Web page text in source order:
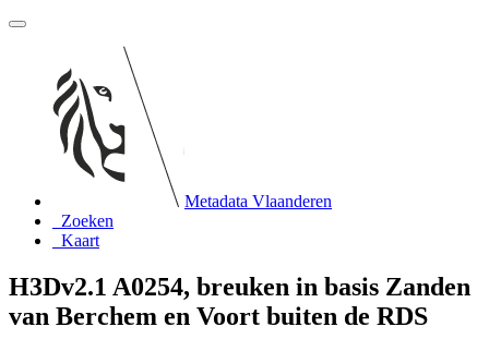
Metadata Vlaanderen
Zoeken
Kaart
H3Dv2.1 A0254, breuken in basis Zanden
van Berchem en Voort buiten de RDS